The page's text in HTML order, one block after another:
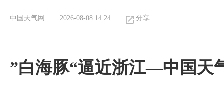
中国天气网 2026-08-08 14:24 分享
”白海豚“逼近浙江—中国天